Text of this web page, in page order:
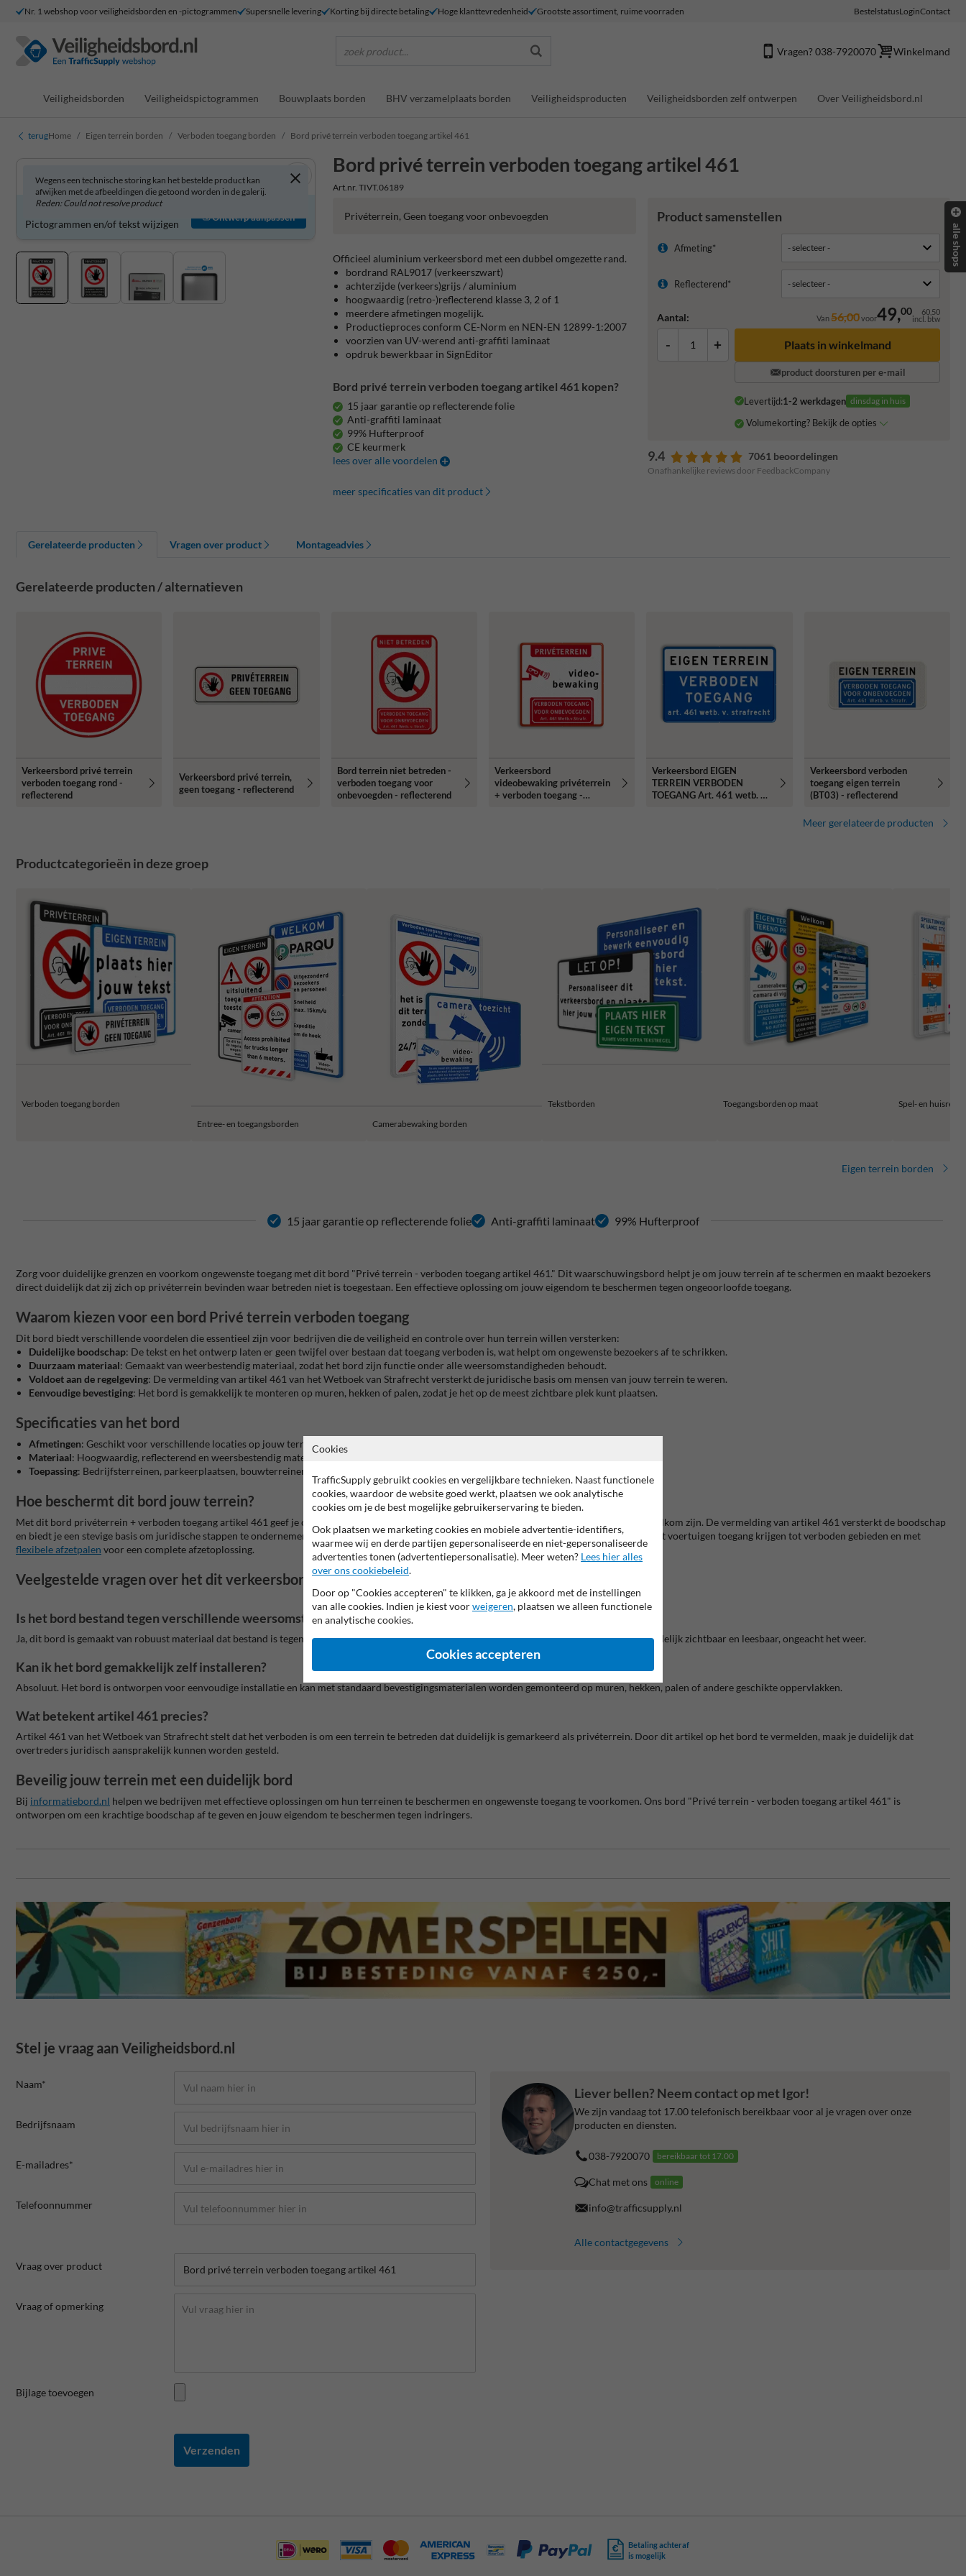
Nr. 1 webshop voor veiligheidsborden en -pictogrammen Supersnelle levering Korting bij directe betaling Hoge klanttevredenheid Grootste assortiment, ruime voorraden BestelstatusLoginContact
zoek product... Vragen? 038-7920070 Winkelmand
Veiligheidsborden Veiligheidspictogrammen Bouwplaats borden BHV verzamelplaats borden Veiligheidsproducten Veiligheidsborden zelf ontwerpen Over Veiligheidsbord.nl
terugHome Eigen terrein borden Verboden toegang borden Bord privé terrein verboden toegang artikel 461
Bord privé terrein verboden toegang artikel 461
Art.nr. TIVT.06189
Wegens een technische storing kan het bestelde product kan
afwijken met de afbeeldingen die getoond worden in de galerij.
Reden: Could not resolve product
Bord zelf aanpassen?
Pictogrammen en/of tekst wijzigen
Ontwerp aanpassen Product samenstellen
Afmeting*
Reflecterend*
Aantal: Van56,00voor49,00 60,50
incl. btw
- + Plaats in winkelmand
product doorsturen per e-mail
Levertijd:1-2 werkdagen dinsdag in huis
Volumekorting? Bekijk de opties
9.4 7061 beoordelingen
Onafhankelijke reviews door FeedbackCompany
Privéterrein, Geen toegang voor onbevoegden
Officieel aluminium verkeersbord met een dubbel omgezette rand.
bordrand RAL9017 (verkeerszwart)
achterzijde (verkeers)grijs / aluminium
hoogwaardig (retro-)reflecterend klasse 3, 2 of 1
meerdere afmetingen mogelijk.
Productieproces conform CE-Norm en NEN-EN 12899-1:2007
voorzien van UV-werend anti-graffiti laminaat
opdruk bewerkbaar in SignEditor
Bord privé terrein verboden toegang artikel 461 kopen?
15 jaar garantie op reflecterende folie
Anti-graffiti laminaat
99% Hufterproof
CE keurmerk
lees over alle voordelen
meer specificaties van dit product
Gerelateerde producten Vragen over product Montageadvies
Gerelateerde producten / alternatieven
Verkeersbord privé terrein
verboden toegang rond -
reflecterend
Verkeersbord privé terrein,
geen toegang - reflecterend
Bord terrein niet betreden -
verboden toegang voor
onbevoegden - reflecterend
Verkeersbord
videobewaking privéterrein
+ verboden toegang -
Verkeersbord EIGEN
TERREIN VERBODEN
TOEGANG Art. 461 wetb. v.
Verkeersbord verboden
toegang eigen terrein
(BT03) - reflecterend
Meer gerelateerde producten
Productcategorieën in deze groep
Verboden toegang borden
Entree- en toegangsborden
Camerabewaking borden
Tekstborden Toegangsborden op maat Spel- en
Eigen terrein borden
15 jaar garantie op reflecterende folie Anti-graffiti laminaat 99% Hufterproof
Zorg voor duidelijke grenzen en voorkom ongewenste toegang met dit bord "Privé terrein - verboden toegang artikel 461." Dit waarschuwingsbord helpt je om jouw terrein af te schermen en maakt bezoekers
direct duidelijk dat zij zich op privéterrein bevinden waar betreden niet is toegestaan. Een effectieve oplossing om jouw eigendom te beschermen tegen ongeoorloofde toegang.
Waarom kiezen voor een bord Privé terrein verboden toegang
Dit bord biedt verschillende voordelen die essentieel zijn voor bedrijven die de veiligheid en controle over hun terrein willen versterken:
Duidelijke boodschap: De tekst en het ontwerp laten er geen twijfel over bestaan dat toegang verboden is, wat helpt om ongewenste bezoekers af te schrikken.
Duurzaam materiaal: Gemaakt van weerbestendig materiaal, zodat het bord zijn functie onder alle weersomstandigheden behoudt.
Voldoet aan de regelgeving: De vermelding van artikel 461 van het Wetboek van Strafrecht versterkt de juridische basis om mensen van jouw terrein te weren.
Eenvoudige bevestiging: Het bord is gemakkelijk te monteren op muren, hekken of palen, zodat je het op de meest zichtbare plek kunt plaatsen.
Specificaties van het bord
Afmetingen: Geschikt voor verschillende locaties op jouw terrein
Materiaal: Hoogwaardig, reflecterend en weersbestendig materiaal
Toepassing: Bedrijfsterreinen, parkeerplaatsen, bouwterreinen en andere privélocaties
Hoe beschermt dit bord jouw terrein?
Met dit bord privéterrein + verboden toegang artikel 461 geef je op een duidelijke en juridisch verantwoorde manier aan dat onbevoegden niet welkom zijn. De vermelding van artikel 461 versterkt de boodschap
en biedt je een stevige basis om juridische stappen te ondernemen bij overtreding. Combineer dit bord metantiparkeerpalenom te voorkomen dat voertuigen toegang krijgen tot verboden gebieden en met
flexibeleafzetpalen voor een complete afzetoplossing.
Veelgestelde vragen over het dit verkeersbord privé terrein verboden toegang
Is het bord bestand tegen verschillende weersomstandigheden?
Ja, dit bord is gemaakt van robuust materiaal dat bestand is tegen regen, wind, UV-straling en andere weersinvloeden. Hierdoor blijft het bord duidelijk zichtbaar en leesbaar, ongeacht het weer.
Kan ik het bord gemakkelijk zelf installeren?
Absoluut. Het bord is ontworpen voor eenvoudige installatie en kan met standaard bevestigingsmaterialen worden gemonteerd op muren, hekken, palen of andere geschikte oppervlakken.
Wat betekent artikel 461 precies?
Artikel 461 van het Wetboek van Strafrecht stelt dat het verboden is om een terrein te betreden dat duidelijk is gemarkeerd als privéterrein. Door dit artikel op het bord te vermelden, maak je duidelijk dat
overtreders juridisch aansprakelijk kunnen worden gesteld.
Beveilig jouw terrein met een duidelijk bord
Bij informatiebord.nl helpen we bedrijven met effectieve oplossingen om hun terreinen te beschermen en ongewenste toegang te voorkomen. Ons bord "Privé terrein - verboden toegang artikel 461" is
ontworpen om een krachtige boodschap af te geven en jouw eigendom te beschermen tegen indringers.
Stel je vraag aan Veiligheidsbord.nl
Naam*
Bedrijfsnaam
E-mailadres*
Telefoonnummer
Vraag over product
Vraag of opmerking
Bijlage toevoegen
Verzenden
Liever bellen? Neem contact op met Igor!
We zijn vandaag tot 17.00 telefonisch bereikbaar voor al je vragen over onze
producten en diensten.
038-7920070 bereikbaar tot 17.00
Chat met ons online
info@trafficsupply.nl
Alle contactgegevens
Betaling achteraf
is mogelijk
alle shops
Cookies
TrafficSupply gebruikt cookies en vergelijkbare technieken. Naast functionele
cookies, waardoor de website goed werkt, plaatsen we ook analytische
cookies om je de best mogelijke gebruikerservaring te bieden.
Ook plaatsen we marketing cookies en mobiele advertentie-identifiers,
waarmee wij en derde partijen gepersonaliseerde en niet-gepersonaliseerde
advertenties tonen (advertentiepersonalisatie). Meer weten? Lees hier alles
over ons cookiebeleid.
Door op "Cookies accepteren" te klikken, ga je akkoord met de instellingen
van alle cookies. Indien je kiest voorweigeren, plaatsen we alleen functionele
en analytische cookies.
Cookies accepteren